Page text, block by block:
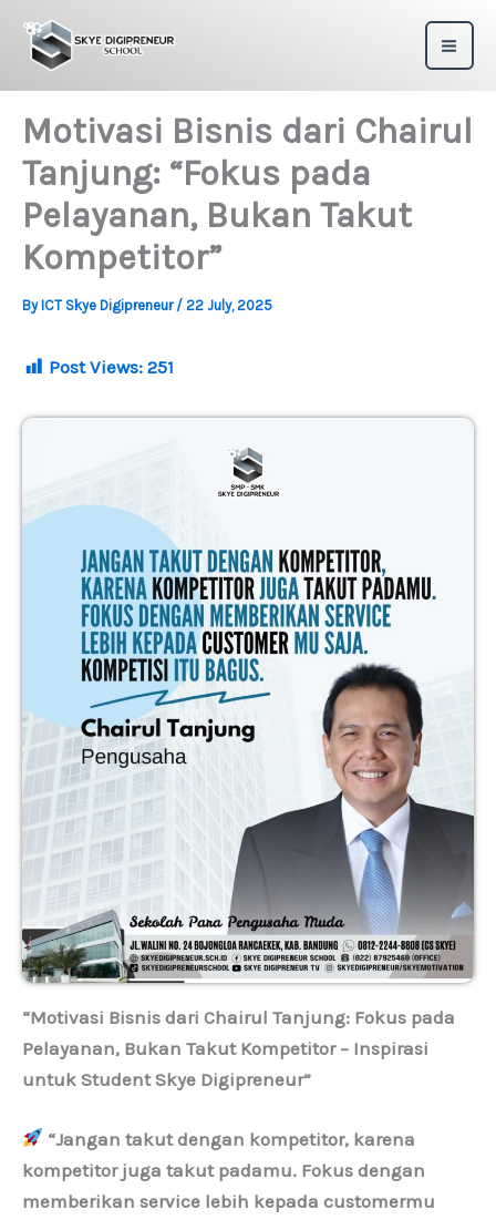
content
Motivasi Bisnis dari Chairul
Tanjung: “Fokus pada
Pelayanan, Bukan Takut
Kompetitor”
By ICT Skye Digipreneur / 22 July, 2025
Post Views: 251
“Motivasi Bisnis dari Chairul Tanjung: Fokus pada
Pelayanan, Bukan Takut Kompetitor – Inspirasi
untuk Student Skye Digipreneur”
“Jangan takut dengan kompetitor, karena
kompetitor juga takut padamu. Fokus dengan
memberikan service lebih kepada customermu